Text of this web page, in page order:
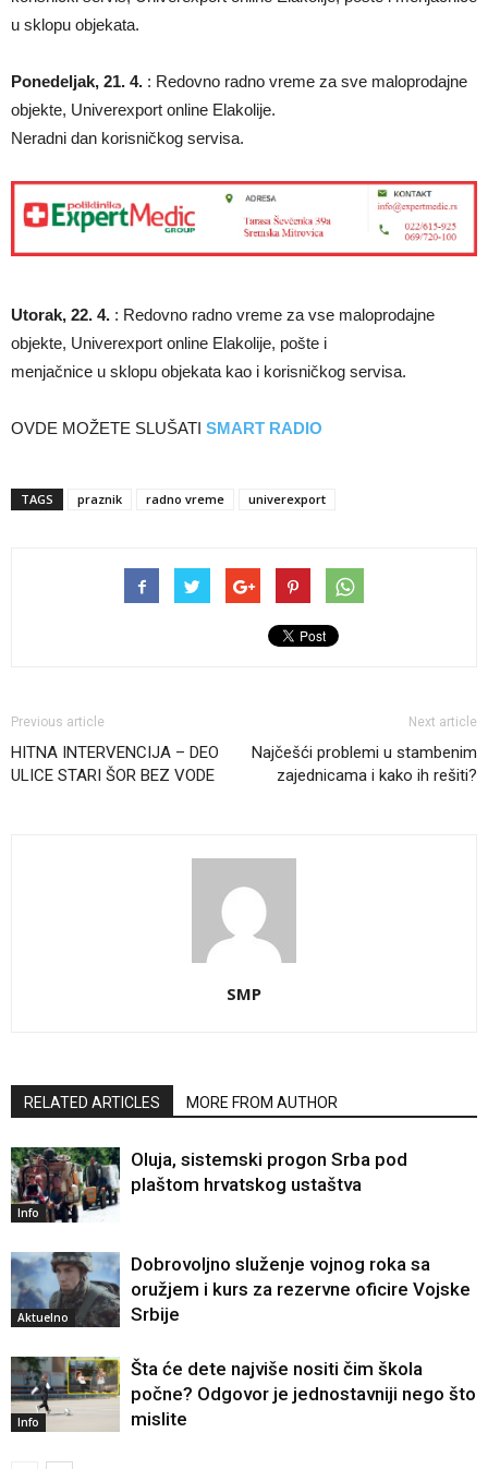
u sklopu objekata.
Ponedeljak, 21. 4. : Redovno radno vreme za sve maloprodajne
objekte, Univerexport online Elakolije.
Neradni dan korisničkog servisa.
Utorak, 22. 4. : Redovno radno vreme za vse maloprodajne
objekte, Univerexport online Elakolije, pošte i
menjačnice u sklopu objekata kao i korisničkog servisa.
OVDE MOŽETE SLUŠATI SMART RADIO
TAGS praznik radno vreme univerexport
Previous article
HITNA INTERVENCIJA – DEO
ULICE STARI ŠOR BEZ VODE
Next article
Najčešći problemi u stambenim
zajednicama i kako ih rešiti?
SMP
RELATED ARTICLES MORE FROM AUTHOR
Info
Oluja, sistemski progon Srba pod
plaštom hrvatskog ustaštva
Aktuelno
Dobrovoljno služenje vojnog roka sa
oružjem i kurs za rezervne oficire Vojske
Srbije
Info
Šta će dete najviše nositi čim škola
počne? Odgovor je jednostavniji nego što
mislite